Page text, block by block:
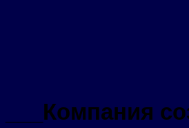
___Компания